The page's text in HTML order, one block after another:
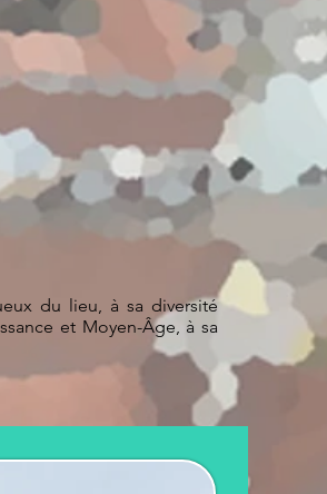
du lieu, à sa diversité
et Moyen-Âge, à sa